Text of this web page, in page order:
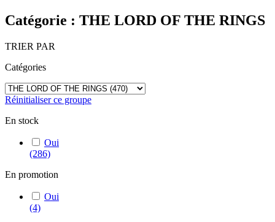
Catégorie : THE LORD OF THE RINGS
TRIER PAR
Catégories
Réinitialiser ce groupe
En stock
Oui
(286)
En promotion
Oui
(4)